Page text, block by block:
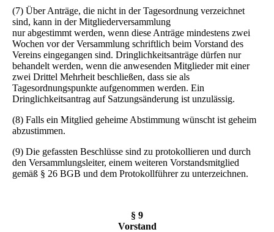
(7) Über Anträge, die nicht in der Tagesordnung verzeichnet
sind, kann in der Mitgliederversammlung
nur abgestimmt werden, wenn diese Anträge mindestens zwei
Wochen vor der Versammlung schriftlich beim Vorstand des
Vereins eingegangen sind. Dringlichkeitsanträge dürfen nur
behandelt werden, wenn die anwesenden Mitglieder mit einer
zwei Drittel Mehrheit beschließen, dass sie als
Tagesordnungspunkte aufgenommen werden. Ein
Dringlichkeitsantrag auf Satzungsänderung ist unzulässig.
(8) Falls ein Mitglied geheime Abstimmung wünscht ist geheim
abzustimmen.
(9) Die gefassten Beschlüsse sind zu protokollieren und durch
den Versammlungsleiter, einem weiteren Vorstandsmitglied
gemäß § 26 BGB und dem Protokollführer zu unterzeichnen.
§ 9
Vorstand